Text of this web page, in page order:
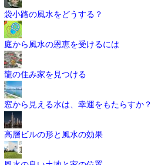
袋小路の風水をどうする？
庭から風水の恩恵を受けるには
龍の住み家を見つける
窓から見える水は、幸運をもたらすか？
高層ビルの形と風水の効果